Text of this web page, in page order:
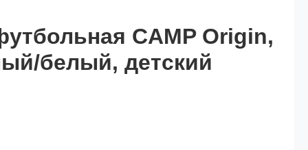
по розничной цене
CAMP Origin,
белый, детский